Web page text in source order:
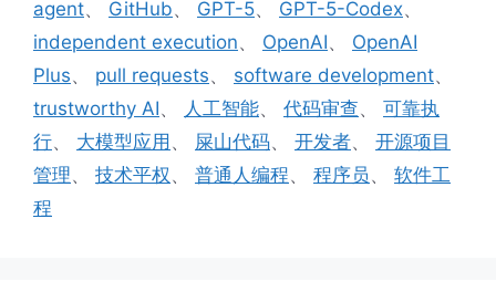
agent、 GitHub、 GPT-5、 GPT-5-Codex、
independent execution、 OpenAI、 OpenAI
Plus、 pull requests、 software development、
trustworthy AI、 人工智能、 代码审查、 可靠执
行、 大模型应用 、 屎山代码、 开发者、 开源项目
管理、 技术平权 、 普通人编程、 程序员 、 软件工
程